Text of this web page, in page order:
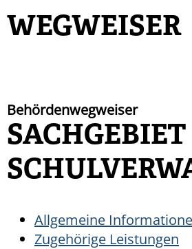
WEGWEISER
Behördenwegweiser
SACHGEBIET
Allgemeine
Zugehörige Leistungen